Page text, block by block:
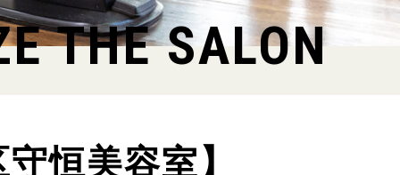
THE SALON
恒美容室】